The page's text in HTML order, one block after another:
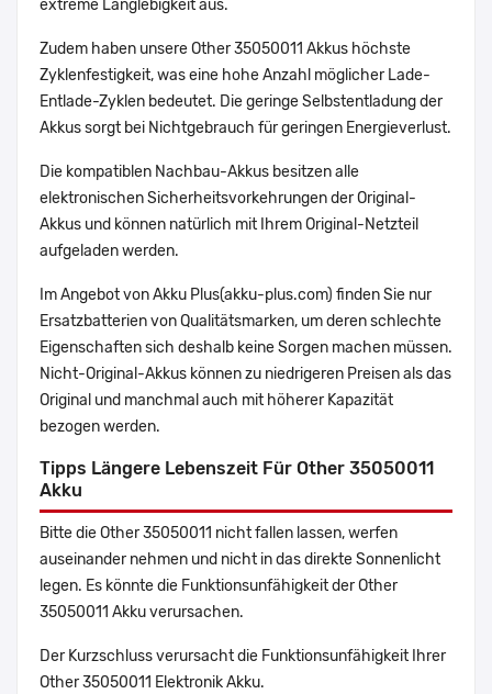
extreme Langlebigkeit aus.
Zudem haben unsere Other 35050011 Akkus höchste
Zyklenfestigkeit, was eine hohe Anzahl möglicher Lade-
Entlade-Zyklen bedeutet. Die geringe Selbstentladung der
Akkus sorgt bei Nichtgebrauch für geringen Energieverlust.
Die kompatiblen Nachbau-Akkus besitzen alle
elektronischen Sicherheitsvorkehrungen der Original-
Akkus und können natürlich mit Ihrem Original-Netzteil
aufgeladen werden.
Im Angebot von Akku Plus(akku-plus.com) finden Sie nur
Ersatzbatterien von Qualitätsmarken, um deren schlechte
Eigenschaften sich deshalb keine Sorgen machen müssen.
Nicht-Original-Akkus können zu niedrigeren Preisen als das
Original und manchmal auch mit höherer Kapazität
bezogen werden.
Tipps Längere Lebenszeit Für Other 35050011
Akku
Bitte die Other 35050011 nicht fallen lassen, werfen
auseinander nehmen und nicht in das direkte Sonnenlicht
legen. Es könnte die Funktionsunfähigkeit der Other
35050011 Akku verursachen.
Der Kurzschluss verursacht die Funktionsunfähigkeit Ihrer
Other 35050011 Elektronik Akku.